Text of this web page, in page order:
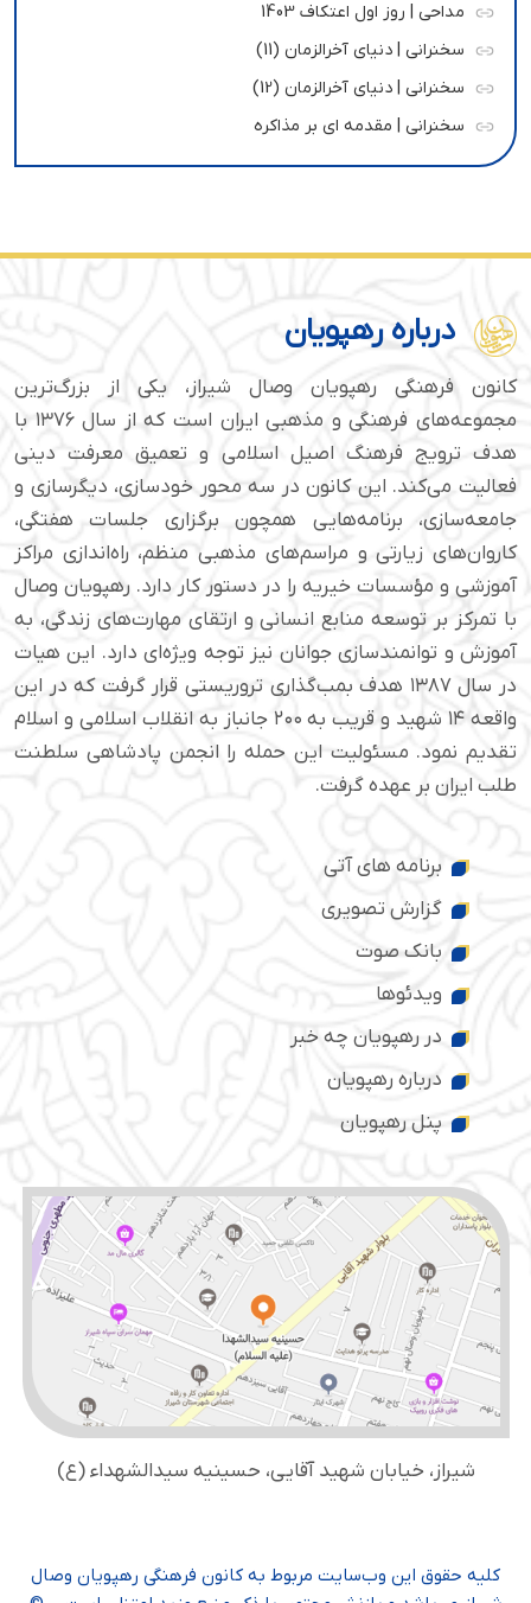
مداحی | روز اول اعتکاف 1403
سخنرانی | دنیای آخرالزمان (11)
سخنرانی | دنیای آخرالزمان (12)
سخنرانی | مقدمه ای بر مذاکره
درباره رهپویان
کانون فرهنگی رهپویان وصال شیراز، یکی از بزرگ‌ترین
مجموعه‌های فرهنگی و مذهبی ایران است که از سال ۱۳۷۶ با
هدف ترویج فرهنگ اصیل اسلامی و تعمیق معرفت دینی
فعالیت می‌کند. این کانون در سه محور خودسازی، دیگرسازی و
جامعه‌سازی، برنامه‌هایی همچون برگزاری جلسات هفتگی،
کاروان‌های زیارتی و مراسم‌های مذهبی منظم، راه‌اندازی مراکز
آموزشی و مؤسسات خیریه را در دستور کار دارد. رهپویان وصال
با تمرکز بر توسعه منابع انسانی و ارتقای مهارت‌های زندگی، به
آموزش و توانمندسازی جوانان نیز توجه ویژه‌ای دارد. این هیات
در سال ۱۳۸۷ هدف بمب‌گذاری تروریستی قرار گرفت که در این
واقعه ۱۴ شهید و قریب به ۲۰۰ جانباز به انقلاب اسلامی و اسلام
تقدیم نمود. مسئولیت این حمله را انجمن پادشاهی سلطنت
طلب ایران بر عهده گرفت.
برنامه های آتی
گزارش تصویری
بانک صوت
ویدئوها
در رهپویان چه خبر
درباره رهپویان
پنل رهپویان
شیراز، خیابان شهید آقایی، حسینیه سید‌الشهداء (ع)
کلیه حقوق این وب‌سایت مربوط به کانون فرهنگی رهپویان وصال